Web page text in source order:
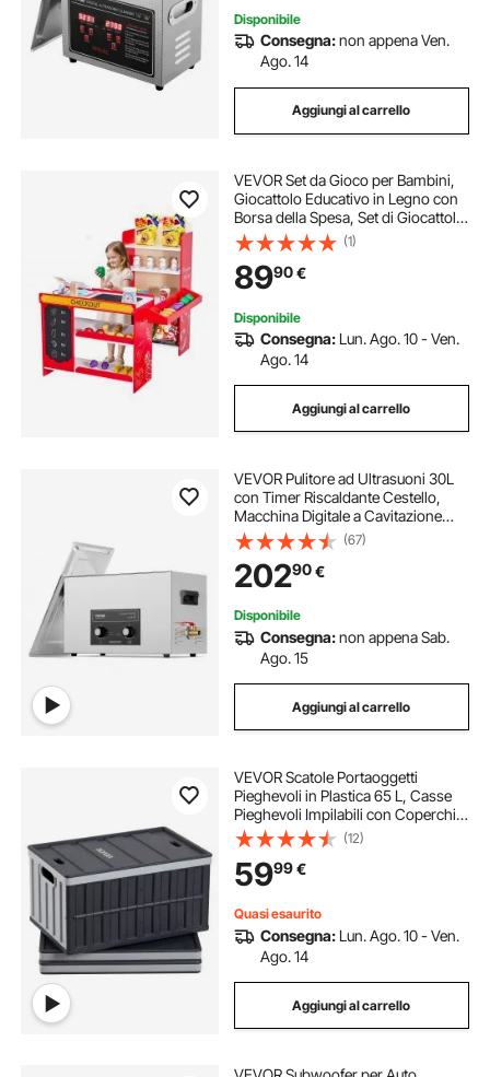
Disponibile
Consegna:non appena Ven.
Ago. 14
Aggiungi al carrello
VEVOR Set da Gioco per Bambini,
Giocattolo Educativo in Legno con
Borsa della Spesa, Set di Giocattoli
per Bambini con Nastro
Trasportatore, Scanner,
Registratore di Cassa, Scala
Realistica
(1)
8990€
Disponibile
Consegna: Lun. Ago. 10 - Ven.
Ago. 14
Aggiungi al carrello
VEVOR Pulitore ad Ultrasuoni 30L
con Timer Riscaldante Cestello,
Macchina Digitale a Cavitazione
Sonica, Pulitrice Ultrasuoni 600 W
per Strumenti di Orologi, Occhiali,
Monete, Utensili Metallici
(67)
20290€
Disponibile
Consegna:non appena Sab.
Ago. 15
Aggiungi al carrello
VEVOR Scatole Portaoggetti
Pieghevoli in Plastica 65 L, Casse
Pieghevoli Impilabili con Coperchio
e Maniglie, Set da 3 PZ, Portata
Massima 38 kg, Cesti Contenitori
Pieghevoli Resistenti e Salvaspazio
(12)
5999€
Quasi esaurito
Consegna: Lun. Ago. 10 - Ven.
Ago. 14
Aggiungi al carrello